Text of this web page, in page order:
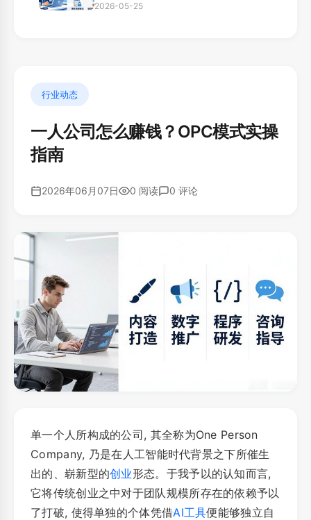
行业动态
一人公司怎么赚钱？OPC模式实操
指南
2026年06月07日 0 阅读 0 评论
单一个人所构成的公司, 其全称为One Person
Company, 乃是在人工智能时代背景之下所催生
出的、崭新型的创业形态。于我予以的认知而言,
它将传统创业之中对于团队规模所存在的依赖予以
了打破, 使得单独的个体凭借AI工具便能够独立自
2026-05-25